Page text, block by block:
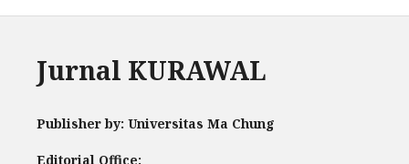
Jurnal KURAWAL
Publisher by: Universitas Ma Chung
Editorial Office: